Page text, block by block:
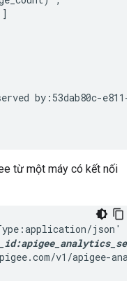
by:53dab80c-
từ một máy có kết nối
json' \
v1/apigee-